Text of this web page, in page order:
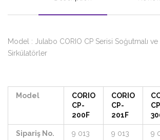
Model : Julabo CORIO CP Serisi Soğutmalı ve
Sirkülatörler
Model
CORIO
CP-
200F
CORIO
CP-
201F
Sipariş No.
9 013
9 013
9